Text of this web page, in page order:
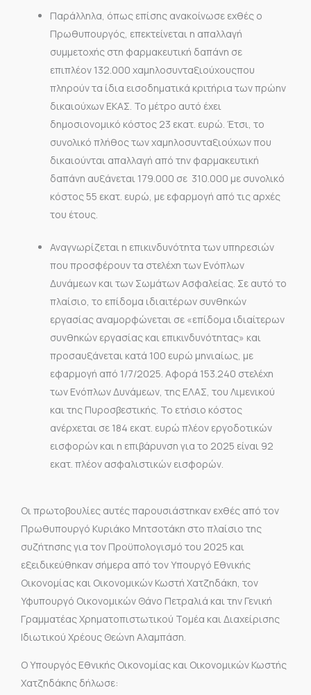
Παράλληλα, όπως επίσης ανακοίνωσε εχθές ο
Πρωθυπουργός, επεκτείνεται η απαλλαγή
συμμετοχής στη φαρμακευτική δαπάνη σε
επιπλέον 132.000 χαμηλοσυνταξιούχουςπου
πληρούν τα ίδια εισοδηματικά κριτήρια των πρώην
δικαιούχων ΕΚΑΣ. Το μέτρο αυτό έχει
δημοσιονομικό κόστος 23 εκατ. ευρώ. Έτσι, το
συνολικό πλήθος των χαμηλοσυνταξιούχων που
δικαιούνται απαλλαγή από την φαρμακευτική
δαπάνη αυξάνεται 179.000 σε 310.000 με συνολικό
κόστος 55 εκατ. ευρώ, με εφαρμογή από τις αρχές
του έτους.
Αναγνωρίζεται η επικινδυνότητα των υπηρεσιών
που προσφέρουν τα στελέχη των Ενόπλων
Δυνάμεων και των Σωμάτων Ασφαλείας. Σε αυτό το
πλαίσιο, το επίδομα ιδιαιτέρων συνθηκών
εργασίας αναμορφώνεται σε «επίδομα ιδιαίτερων
συνθηκών εργασίας και επικινδυνότητας» και
προσαυξάνεται κατά 100 ευρώ μηνιαίως, με
εφαρμογή από 1/7/2025. Αφορά 153.240 στελέχη
των Ενόπλων Δυνάμεων, της ΕΛΑΣ, του Λιμενικού
και της Πυροσβεστικής. Το ετήσιο κόστος
ανέρχεται σε 184 εκατ. ευρώ πλέον εργοδοτικών
εισφορών και η επιβάρυνση για το 2025 είναι 92
εκατ. πλέον ασφαλιστικών εισφορών.
Οι πρωτοβουλίες αυτές παρουσιάστηκαν εχθές από τον
Πρωθυπουργό Κυριάκο Μητσοτάκη στο πλαίσιο της
συζήτησης για τον Προϋπολογισμό του 2025 και
εξειδικεύθηκαν σήμερα από τον Υπουργό Εθνικής
Οικονομίας και Οικονομικών Κωστή Χατζηδάκη, τον
Υφυπουργό Οικονομικών Θάνο Πετραλιά και την Γενική
Γραμματέας Χρηματοπιστωτικού Τομέα και Διαχείρισης
Ιδιωτικού Χρέους Θεώνη Αλαμπάση.
Ο Υπουργός Εθνικής Οικονομίας και Οικονομικών Κωστής
Χατζηδάκης δήλωσε: